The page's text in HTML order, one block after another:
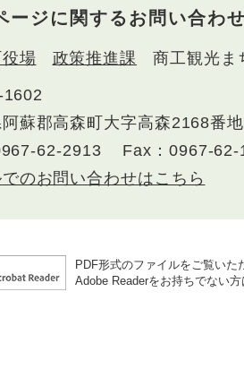
ージに関するお問い合わ
場 政策推進課 商工観光ま
蘇郡高森町大字高森2168番地
62-2913
Fax：0967-62-
でのお問い合わせはこちら
PDF形式のファイルをご覧いた
Adobe Readerをお持ちでない